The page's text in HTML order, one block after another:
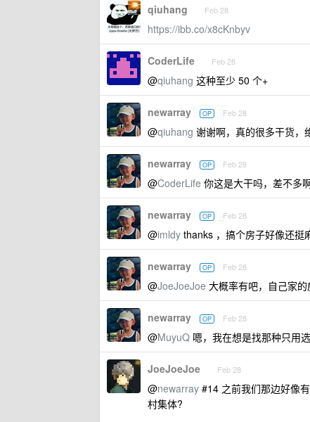
qiuhang Feb 28
https://ibb.co/x8cKnbyv
CoderLife Feb 28
@qiuhang 这种至少 50 个+
newarray OP Feb 28
@qiuhang 谢谢啊，真的很多干货，
newarray OP Feb 28
@CoderLife 你这是大干吗，差不多
newarray OP Feb 28
@imldy thanks ，搞个房子好像还挺
newarray OP Feb 28
@JoeJoeJoe 大概率有吧，自己家
newarray OP Feb 28
@MuyuQ 嗯，我在想是找那种只用
JoeJoeJoe Feb 28
@newarray #14 之前我们那边好像
村集体?